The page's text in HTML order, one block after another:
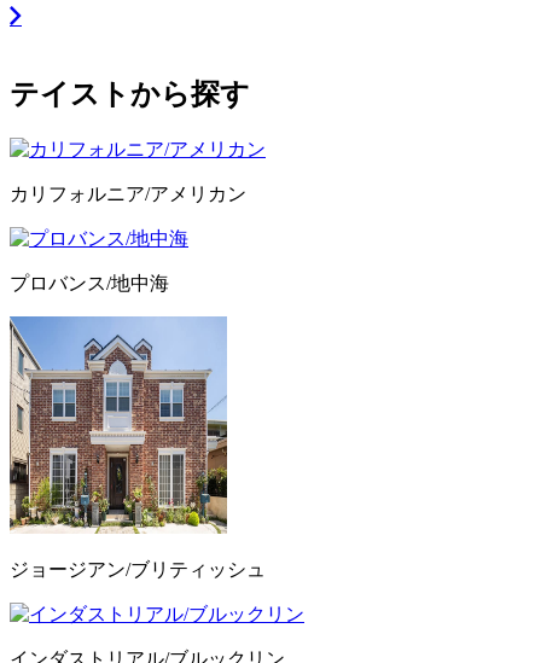
テイストから探す
カリフォルニア/アメリカン
プロバンス/地中海
ジョージアン/ブリティッシュ